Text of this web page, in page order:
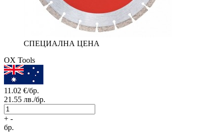
СПЕЦИАЛНА ЦЕНА
OX Tools
11.02 €/бр.
21.55 лв./бр.
+ -
бр.